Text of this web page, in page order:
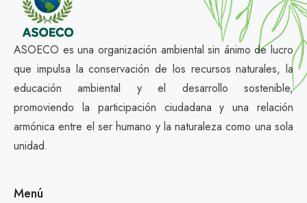
ASOECO es una organización ambiental sin ánimo de lucro
que impulsa la conservación de los recursos naturales, la
educación ambiental y el desarrollo sostenible,
promoviendo la participación ciudadana y una relación
armónica entre el ser humano y la naturaleza como una sola
unidad.
Menú